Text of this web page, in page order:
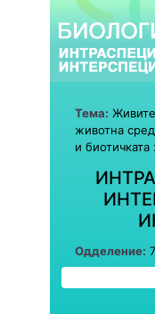
Тема:
животна
и
Одделение: